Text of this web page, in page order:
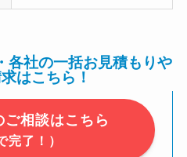
各社の一括お見積もりや
はこちら！
ご相談はこちら
完了！）